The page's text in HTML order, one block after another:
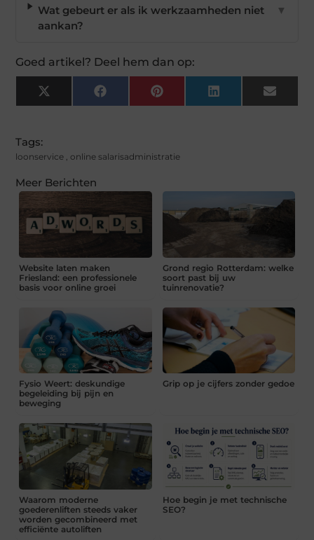
Wat gebeurt er als ik werkzaamheden niet
aankan?
▼
Goed artikel? Deel hem dan op:
X
(Twitter)
FacebookPinterest LinkedIn Email
Tags:
loonservice , online salarisadministratie
Meer Berichten
Website laten maken
Friesland: een professionele
basis voor online groei
Grond regio Rotterdam: welke
soort past bij uw
tuinrenovatie?
Fysio Weert: deskundige
begeleiding bij pijn en
beweging
Grip op je cijfers zonder gedoe
Waarom moderne
goederenliften steeds vaker
worden gecombineerd met
efficiënte autoliften
Hoe begin je met technische
SEO?